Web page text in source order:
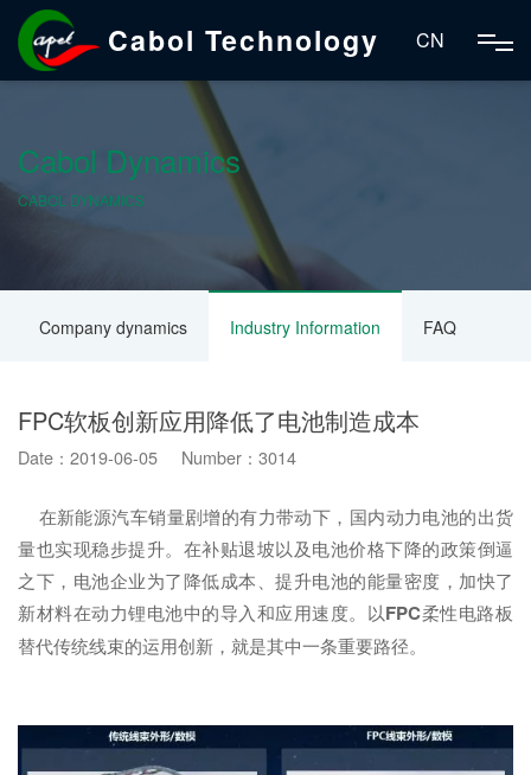
Cabol Technology CN
Cabol Dynamics
CABOL DYNAMICS
Company dynamics Industry Information FAQ
FPC软板创新应用降低了电池制造成本
Date：2019-06-05 Number：3014
在新能源汽车销量剧增的有力带动下，国内动力电池的出货
量也实现稳步提升。在补贴退坡以及电池价格下降的政策倒逼
之下，电池企业为了降低成本、提升电池的能量密度，加快了
新材料在动力锂电池中的导入和应用速度。以FPC柔性电路板
替代传统线束的运用创新，就是其中一条重要路径。